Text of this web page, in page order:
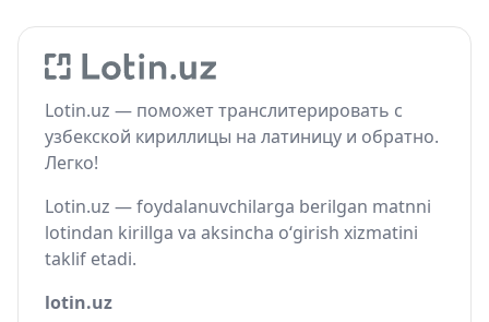
Lotin.uz — поможет транслитерировать с
узбекской кириллицы на латиницу и обратно.
Легко!
Lotin.uz — foydalanuvchilarga berilgan matnni
lotindan kirillga va aksincha o‘girish xizmatini
taklif etadi.
lotin.uz